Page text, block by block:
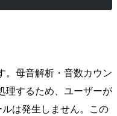
。母音解析・音数カウン
理するため、ユーザーが
は発生しません。この